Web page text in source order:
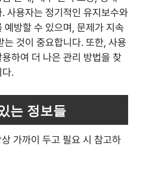
사용자는 정기적인 유지보수와
방할 수 있으며, 문제가 지속
것이 중요합니다. 또한, 사용
하여 더 나은 관리 방법을 찾
.
는 정보들
가까이 두고 필요 시 참고하